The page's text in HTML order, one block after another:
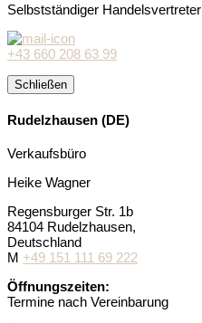
Selbstständiger Handelsvertreter
+43 660 208 63 99
Schließen
Rudelzhausen (DE)
Verkaufsbüro
Heike Wagner
Regensburger Str. 1b
84104 Rudelzhausen,
Deutschland
M +49 151 111 69 222
Öffnungszeiten:
Termine nach Vereinbarung